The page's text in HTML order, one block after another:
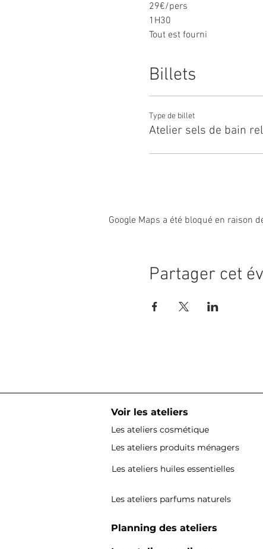
29€/pers
1H30
Tout est fourni
Réduction du
Désinfection de tous
Mise à disposition
Port de masques ou
Billets
Type de billet
Atelier sels de bain
Google Maps a été bloqué en raison
Partager cet
Voir les ateliers
Les ateliers cosmétique
Les ateliers produits ménagers
Les ateliers huiles essentielles
Les ateliers parfums naturels
Planning des ateliers